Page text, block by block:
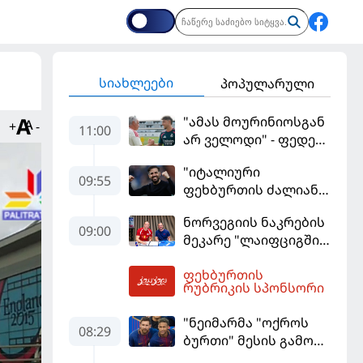
+ -
სიახლეები პოპულარული
11:00
"ამას მოურინიოსგან
არ ველოდი" - ფედე
09:55
"იტალიური
ფეხბურთის ძალიან
ფაბრეგასი
09:00
ნორვეგიის ნაკრების
მეკარე "ლაიფციგში"
ფეხბურთის
რუბრიკის სპონსორი
08:29
"ნეიმარმა "ოქროს
ბურთი" მესის გამო